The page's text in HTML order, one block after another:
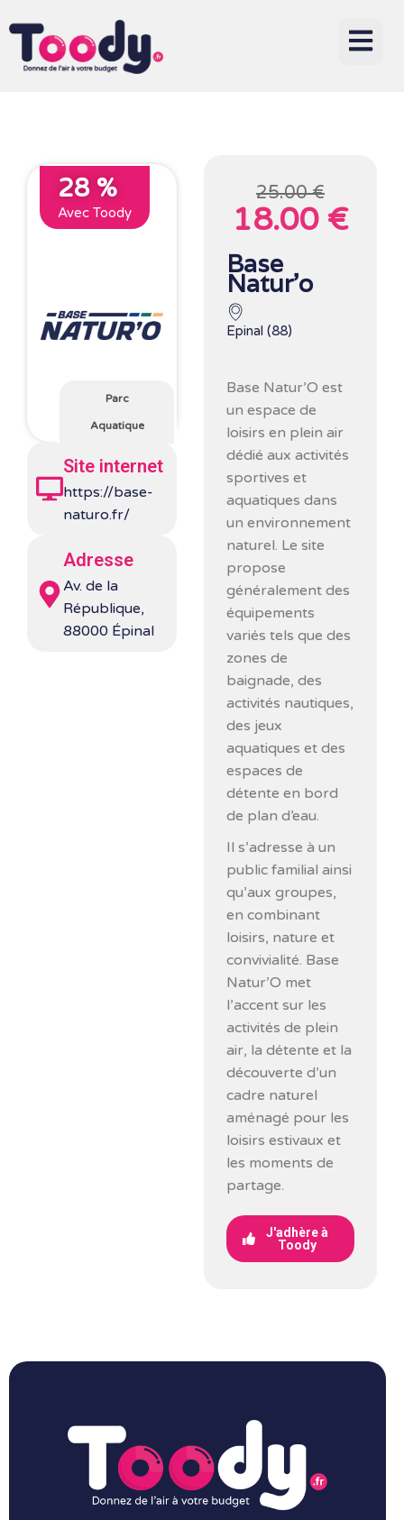
28 %
Avec Toody
Parc
Aquatique
Site internet
https://base-
naturo.fr/
Adresse
Av. de la
République,
88000 Épinal
25.00 €
18.00 €
Base
Natur’o
Epinal (88)
Base Natur’O est
un espace de
loisirs en plein air
dédié aux activités
sportives et
aquatiques dans
un environnement
naturel. Le site
propose
généralement des
équipements
variés tels que des
zones de
baignade, des
activités nautiques,
des jeux
aquatiques et des
espaces de
détente en bord
de plan d’eau.
Il s’adresse à un
public familial ainsi
qu’aux groupes,
en combinant
loisirs, nature et
convivialité. Base
Natur’O met
l’accent sur les
activités de plein
air, la détente et la
découverte d’un
cadre naturel
aménagé pour les
loisirs estivaux et
les moments de
partage.
J'adhère à
Toody